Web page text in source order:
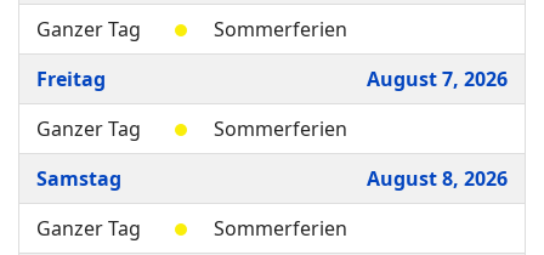
Ganzer Tag
Sommerferien
Freitag
August 7, 2026
Ganzer Tag
Sommerferien
Samstag
August 8, 2026
Ganzer Tag
Sommerferien